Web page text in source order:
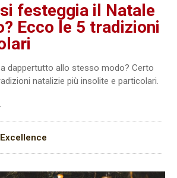
festeggia il Natale
Ecco le 5 tradizioni
dappertutto allo stesso modo? Certo
natalizie più insolite e particolari.